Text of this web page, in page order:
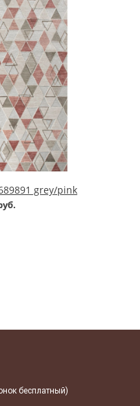
grey/pink
бесплатный)